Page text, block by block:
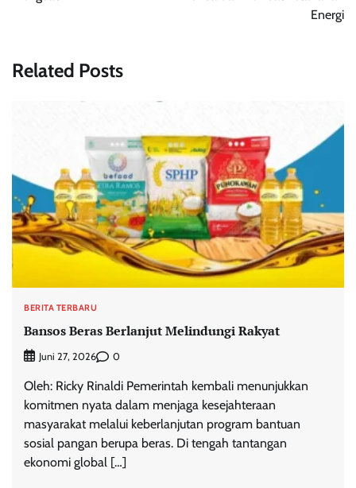
Energi
Related Posts
BERITA TERBARU
Bansos Beras Berlanjut Melindungi Rakyat
Juni 27, 2026 0
Oleh: Ricky Rinaldi Pemerintah kembali menunjukkan
komitmen nyata dalam menjaga kesejahteraan
masyarakat melalui keberlanjutan program bantuan
sosial pangan berupa beras. Di tengah tantangan
ekonomi global […]